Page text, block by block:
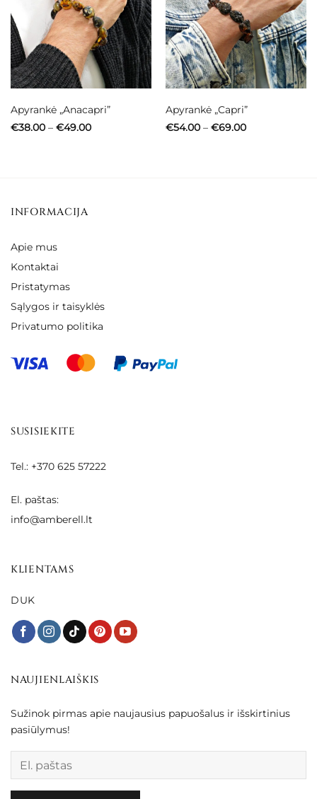
Apyrankė „Anacapri”
€38.00 – €49.00Price
Apyrankė „Capri”
€54.00 – €69.00Price
INFORMACIJA
Apie mus
Kontaktai
Pristatymas
Sąlygos ir taisyklės
Privatumo politika
SUSISIEKITE
Tel.: +370 625 57222
El. paštas:
info@amberell.lt
KLIENTAMS
DUK
NAUJIENLAIŠKIS
Sužinok pirmas apie naujausius papuošalus ir išskirtinius
pasiūlymus!